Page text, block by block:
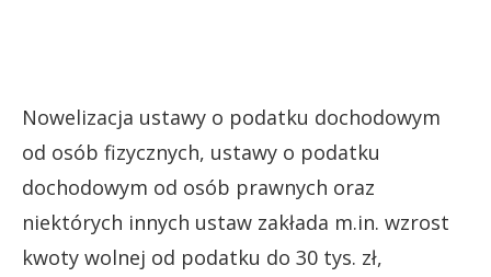
Nowelizacja ustawy o podatku dochodowym
od osób fizycznych, ustawy o podatku
dochodowym od osób prawnych oraz
niektórych innych ustaw zakłada m.in. wzrost
kwoty wolnej od podatku do 30 tys. zł,